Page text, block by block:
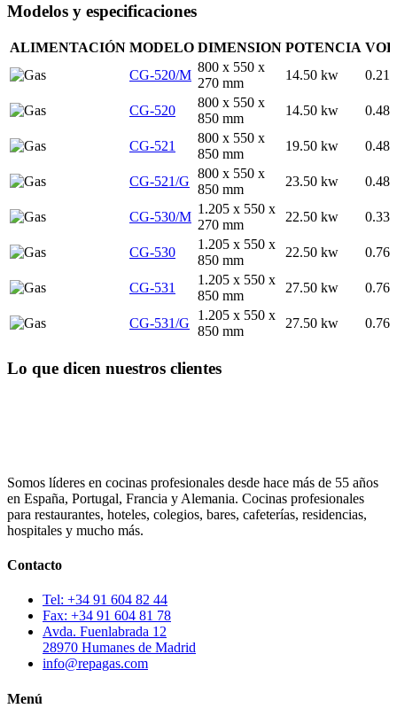
Modelos y especificaciones
ALIMENTACIÓN MODELO DIMENSION POTENCIA
CG-520/M
800 x 550 x
270 mm
14.50 kw 0.21
CG-520
800 x 550 x
850 mm
14.50 kw 0.48
CG-521
800 x 550 x
850 mm
19.50 kw 0.48
CG-521/G
800 x 550 x
850 mm
23.50 kw 0.48
CG-530/M
1.205 x 550 x
270 mm
22.50 kw 0.33
CG-530
1.205 x 550 x
850 mm
22.50 kw 0.76
CG-531
1.205 x 550 x
850 mm
27.50 kw 0.76
CG-531/G
1.205 x 550 x
850 mm
27.50 kw 0.76
Lo que dicen nuestros clientes
Somos líderes en cocinas profesionales desde hace más de 55 años
en España, Portugal, Francia y Alemania. Cocinas profesionales
para restaurantes, hoteles, colegios, bares, cafeterías, residencias,
hospitales y mucho más.
Contacto
Tel: +34 91 604 82 44
Fax: +34 91 604 81 78
Avda. Fuenlabrada 12
28970 Humanes de Madrid
info@repagas.com
Menú